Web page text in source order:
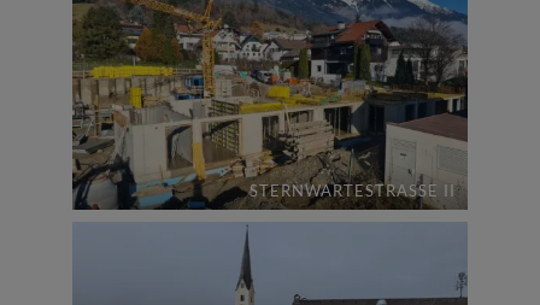
STERNWARTESTRASSE II